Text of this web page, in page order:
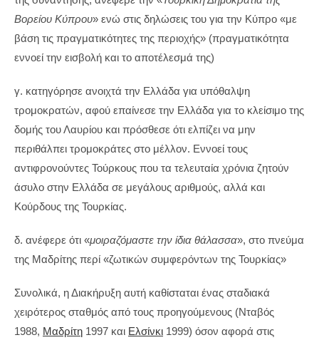
Βορείου Κύπρου» ενώ στις δηλώσεις του για την Κύπρο «με
βάση τις πραγματικότητες της περιοχής» (πραγματικότητα
εννοεί την εισβολή και το αποτέλεσμά της)
γ. κατηγόρησε ανοιχτά την Ελλάδα για υπόθαλψη
τρομοκρατών, αφού επαίνεσε την Ελλάδα για το κλείσιμο της
δομής του Λαυρίου και πρόσθεσε ότι ελπίζει να μην
περιθάλπει τρομοκράτες στο μέλλον. Εννοεί τους
αντιφρονούντες Τούρκους που τα τελευταία χρόνια ζητούν
άσυλο στην Ελλάδα σε μεγάλους αριθμούς, αλλά και
Κούρδους της Τουρκίας.
δ. ανέφερε ότι «μοιραζόμαστε την ίδια θάλασσα», στο πνεύμα
της Μαδρίτης περί «ζωτικών συμφερόντων της Τουρκίας»
Συνολικά, η Διακήρυξη αυτή καθίσταται ένας σταδιακά
χειρότερος σταθμός από τους προηγούμενους (Νταβός
1988, Μαδρίτη 1997 και Ελσίνκι 1999) όσον αφορά στις